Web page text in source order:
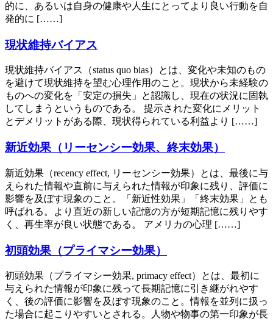
的に、あるいは自身の健康や人生にとってより良い行動を自
発的に [……]
現状維持バイアス
現状維持バイアス（status quo bias）とは、変化や未知のもの
を避けて現状維持を望む心理作用のこと。現状から未経験の
ものへの変化を「安定の損失」と認識し、現在の状況に固執
してしまうというものである。 提示された変化にメリット
とデメリットがある際、現状得られている利益より [……]
新近効果（リーセンシー効果、終末効果）
新近効果（recency effect, リーセンシー効果）とは、最後に与
えられた情報や直前に与えられた情報が印象に残り、評価に
影響を及ぼす現象のこと。「新近性効果」「終末効果」とも
呼ばれる。より直近の新しい記憶の方が短期記憶に残りやす
く、再生率が良い状態である。 アメリカの心理 [……]
初頭効果（プライマシー効果）
初頭効果（プライマシー効果, primacy effect）とは、最初に
与えられた情報が印象に残って長期記憶に引き継がれやす
く、後の評価に影響を及ぼす現象のこと。情報を並列に扱っ
た場合に起こりやすいとされる。人物や物事の第一印象が長